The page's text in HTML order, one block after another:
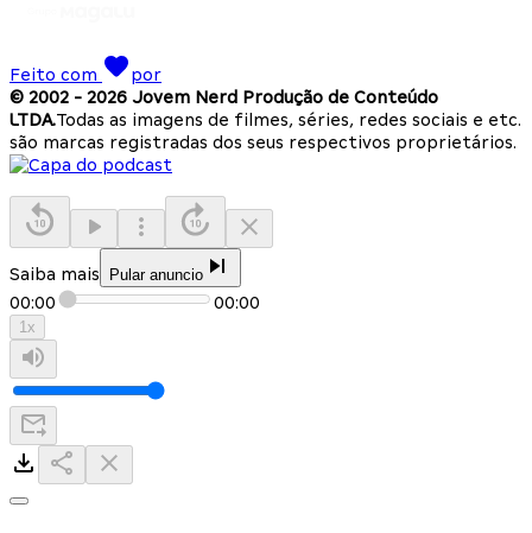
Feito com
por
© 2002 - 2026 Jovem Nerd Produção de Conteúdo
LTDA.Todas as imagens de filmes, séries, redes sociais e etc.
são marcas registradas dos seus respectivos proprietários.
Saiba mais Pular anuncio
00:00 00:00
1x